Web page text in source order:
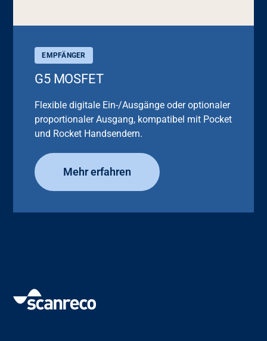
EMPFÄNGER
G5 MOSFET
Flexible digitale Ein-/Ausgänge oder optionaler
proportionaler Ausgang, kompatibel mit Pocket
und Rocket Handsendern.
Mehr erfahren